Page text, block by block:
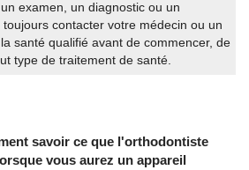
examen, un diagnostic ou un
contacter votre médecin ou un
santé qualifié avant de commencer, de
type de traitement de santé.
savoir ce que l'orthodontiste
vous aurez un appareil